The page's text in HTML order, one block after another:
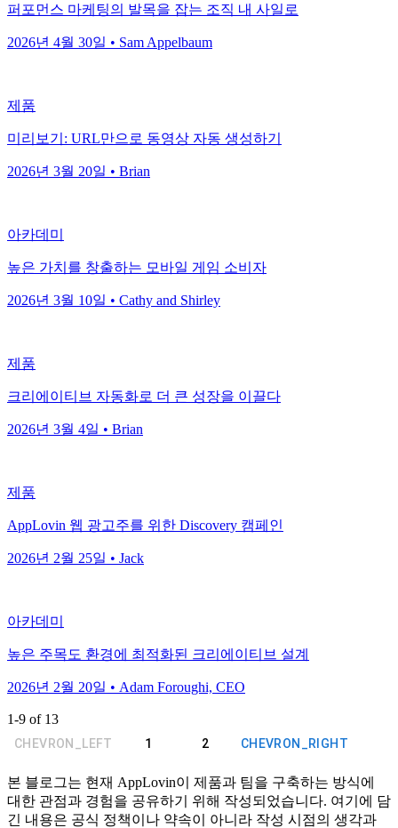
퍼포먼스 마케팅의 발목을 잡는 조직 내 사일로
2026년 4월 30일 • Sam Appelbaum
제품
미리보기: URL만으로 동영상 자동 생성하기
2026년 3월 20일 • Brian
아카데미
높은 가치를 창출하는 모바일 게임 소비자
2026년 3월 10일 • Cathy and Shirley
제품
크리에이티브 자동화로 더 큰 성장을 이끌다
2026년 3월 4일 • Brian
제품
AppLovin 웹 광고주를 위한 Discovery 캠페인
2026년 2월 25일 • Jack
아카데미
높은 주목도 환경에 최적화된 크리에이티브 설계
2026년 2월 20일 • Adam Foroughi, CEO
1-9 of 13
CHEVRON_LEFT 1 2 CHEVRON_RIGHT
본 블로그는 현재 AppLovin이 제품과 팀을 구축하는 방식에
대한 관점과 경험을 공유하기 위해 작성되었습니다. 여기에 담
긴 내용은 공식 정책이나 약속이 아니라 작성 시점의 생각과